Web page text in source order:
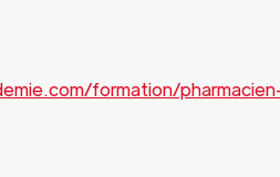
formation/